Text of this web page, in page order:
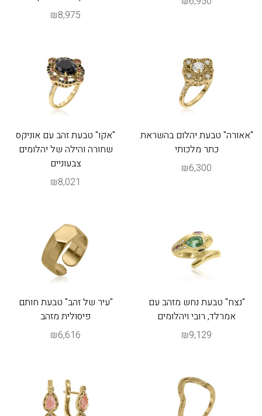
₪8,975
"אאורה" טבעת יהלום בהשראת
כתר מלכותי
₪6,300
"אקו" טבעת זהב עם אוניקס
שחורה והילה של יהלומים
צבעוניים
₪8,021
"נצח" טבעת נחש מזהב עם
אמרלד, רובי ויהלומים
₪9,129
"עיר של זהב" טבעת חותם
פיסולית מזהב
₪6,616